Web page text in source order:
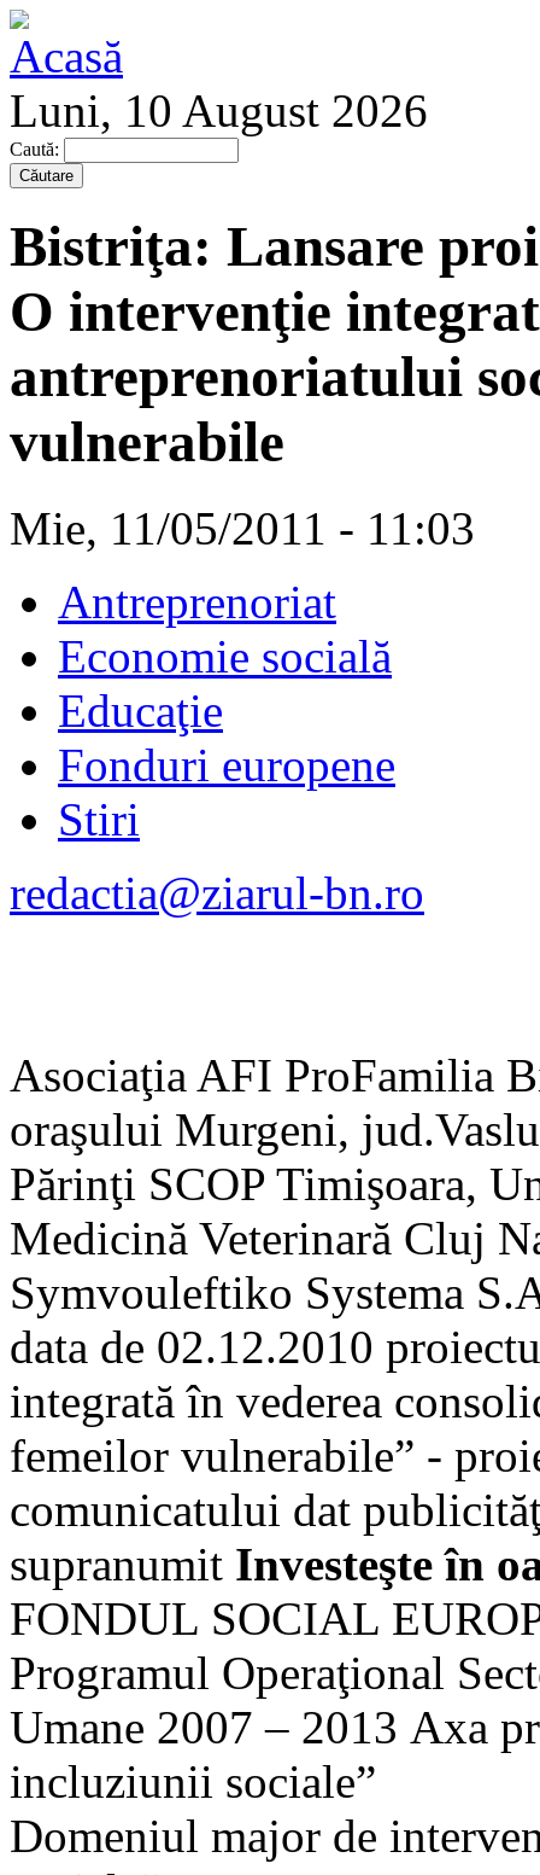
Luni, 10 August 2026
Caută:
Bistriţa: Lansare
O intervenţie
antreprenoriatului
vulnerabile
Mie, 11/05/2011 - 11:03
Antreprenoriat
Economie socială
Educaţie
Fonduri europene
Stiri
redactia@ziarul-bn.ro
Asociaţia AFI ProFamilia
oraşului Murgeni,
Părinţi SCOP Timişoara,
Medicină Veterinară Cluj
Symvouleftiko Systema
data de 02.12.2010
integrată în vederea
femeilor vulnerabile” -
comunicatului dat
supranumit Investeşte în
FONDUL SOCIAL
Programul Operaţional
Umane 2007 – 2013 Axa
incluziunii sociale”
Domeniul major de